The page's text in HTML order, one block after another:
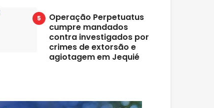
Operação Perpetuatus
cumpre mandados
contra investigados por
crimes de extorsão e
agiotagem em Jequié